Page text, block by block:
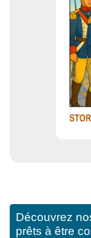
Découvrez
prêts à être